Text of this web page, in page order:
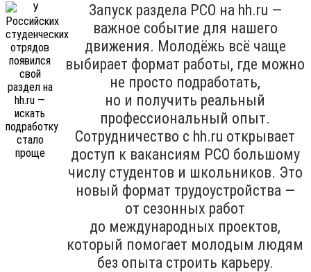
Запуск раздела РСО на hh.ru —
важное событие для нашего
движения. Молодёжь всё чаще
выбирает формат работы, где можно
не просто подработать,
но и получить реальный
профессиональный опыт.
Сотрудничество с hh.ru открывает
доступ к вакансиям РСО большому
числу студентов и школьников. Это
новый формат трудоустройства —
от сезонных работ
до международных проектов,
который помогает молодым людям
без опыта строить карьеру.